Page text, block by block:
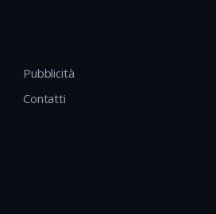
Pubblicità
Contatti